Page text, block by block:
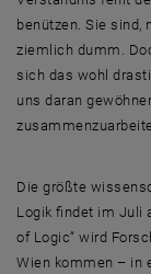
benützen. Sie
ziemlich dumm.
sich das wohl
uns daran
Die größte
Logik findet im Juli
of Logic“ wird
Wien kommen – in